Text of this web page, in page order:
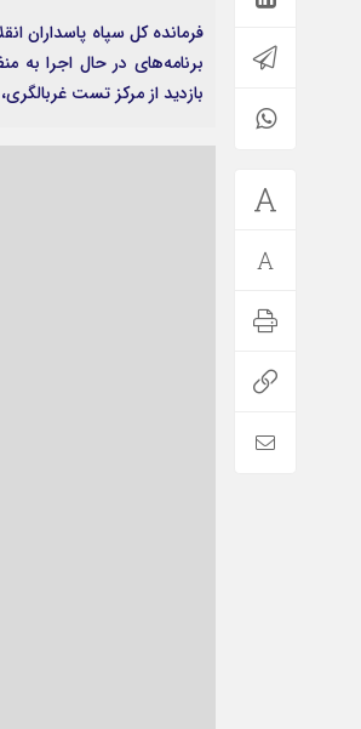
فرمانده کل سپاه پاسداران
برنامه‌های در حال اجرا به
بازدید از مرکز تست